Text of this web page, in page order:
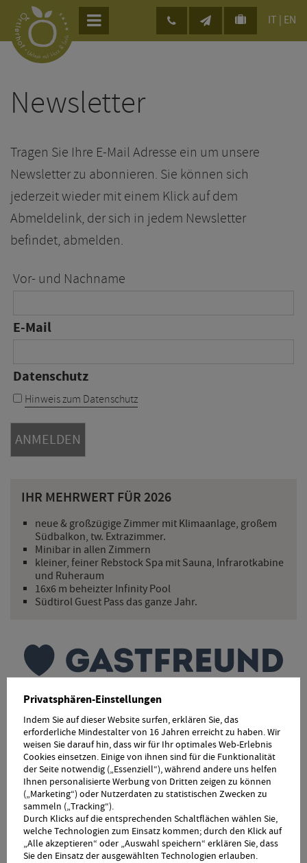
IT EN
Newsletter
Tragen Sie Ihre E-Mail Adresse ein um unsere
Newsletter zu abonnieren. Sie können sich
jederzeit wieder mit einem Klick auf dem
Abmeldelink, der sich in jedem Newsletter
befindet, abmelden.
Vor- und Nachname
E-Mail
Datenschutz
Hinweis zum Datenschutz
IHR MEHRWERT FÜR 2026
neue & großzügige Zimmer mit Klimaanlage, großem
Südbalkon, tw. Extrazimmer.
Minibar in allen Zimmern
kleiner, feiner Rebstock Spa mit Sauna, Infrarotkabine
und Ruheraum
16x6 m beheizter Infinity Pool
Südtirol Guest Pass das ganze Jahr.
UNSERE DIGITALE GÄSTEMAPPE
In unserer digitalen Gästemappe finden Sie alles rund um
Ihren Urlaub im Hotel Örtlerhof.
Privatsphären-Einstellungen
Indem Sie auf dieser Website surfen, erklären Sie, das
erforderliche Mindestalter von 16 Jahren erreicht zu haben. Wir
weisen Sie darauf hin, dass wir für Ihr optimales Web-Erlebnis
Cookies einsetzen. Einige von ihnen sind für die Funktionalität
der Seite notwendig („Essenziell“), während andere uns helfen
Ihnen personalisierte Werbung von Dritten zeigen zu können
(„Marketing“) oder Nutzerdaten zu statistischen Zwecken zu
sammeln („Tracking“).
Durch Klicks auf die entsprechenden Schaltflächen wählen Sie,
welche Technologien zum Einsatz kommen; durch den Klick auf
„Alle akzeptieren“ oder „Auswahl speichern“ erklären Sie, dass
Sie den Einsatz der ausgewählten Technologien erlauben.